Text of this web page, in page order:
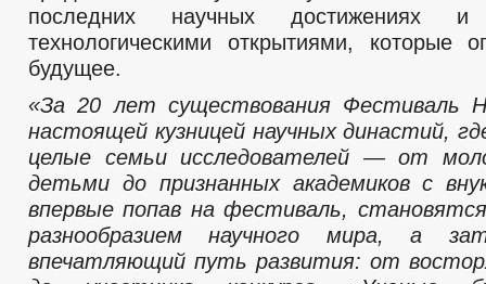
последних научных достижениях и
технологическими открытиями, которые
будущее.
«За 20 лет существования Фестиваль
настоящей кузницей научных династий,
целые семьи исследователей — от
детьми до признанных академиков с
впервые попав на фестиваль,
разнообразием научного мира, а
впечатляющий путь развития: от